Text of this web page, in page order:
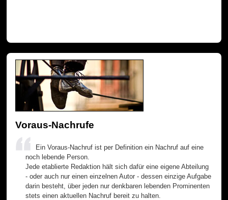
Voraus-Nachrufe
Ein Voraus-Nachruf ist per Definition ein Nachruf auf eine
noch lebende Person.
Jede etablierte Redaktion hält sich dafür eine eigene Abteilung
- oder auch nur einen einzelnen Autor - dessen einzige Aufgabe
darin besteht, über jeden nur denkbaren lebenden Prominenten
stets einen aktuellen Nachruf bereit zu halten.